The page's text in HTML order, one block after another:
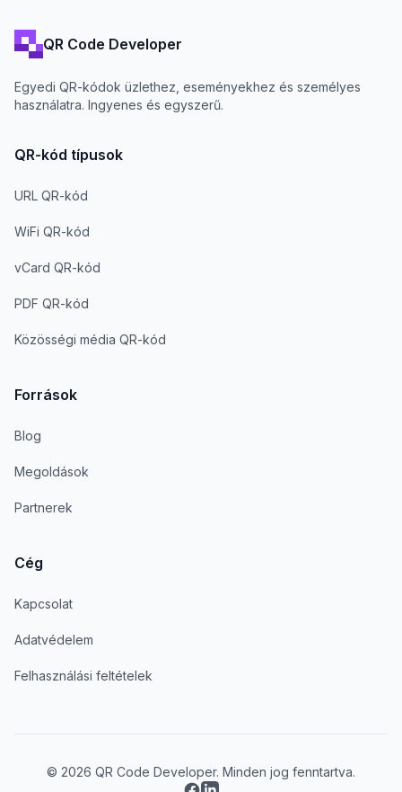
QR Code Developer
Egyedi QR-kódok üzlethez, eseményekhez és személyes
használatra. Ingyenes és egyszerű.
QR-kód típusok
URL QR-kód
WiFi QR-kód
vCard QR-kód
PDF QR-kód
Közösségi média QR-kód
Források
Blog
Megoldások
Partnerek
Cég
Kapcsolat
Adatvédelem
Felhasználási feltételek
© 2026 QR Code Developer. Minden jog fenntartva.